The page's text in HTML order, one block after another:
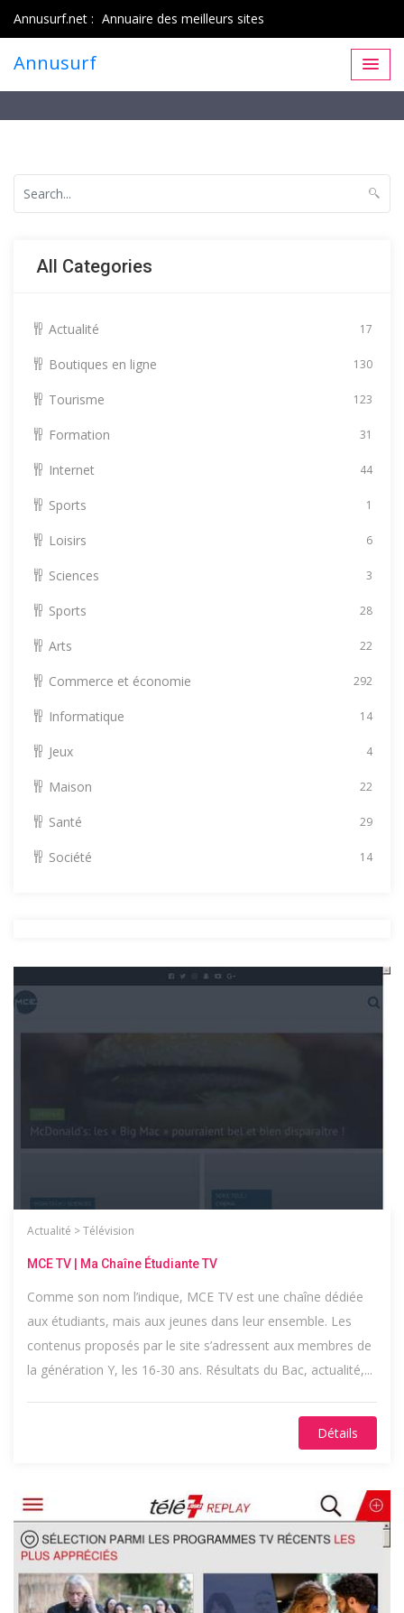
Annusurf.net : Annuaire des meilleurs sites
Annusurf
All Categories
Actualité 17
Boutiques en ligne 130
Tourisme 123
Formation 31
Internet 44
Sports 1
Loisirs 6
Sciences 3
Sports 28
Arts 22
Commerce et économie 292
Informatique 14
Jeux 4
Maison 22
Santé 29
Société 14
Actualité >Télévision
MCE TV | Ma Chaîne Étudiante TV
Comme son nom l’indique, MCE TV est une chaîne dédiée
aux étudiants, mais aux jeunes dans leur ensemble. Les
contenus proposés par le site s’adressent aux membres de
la génération Y, les 16-30 ans. Résultats du Bac, actualité,...
Détails